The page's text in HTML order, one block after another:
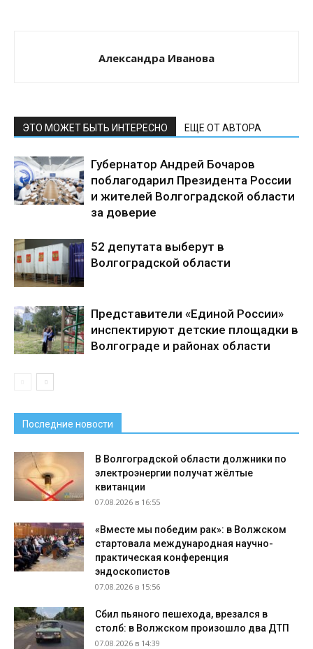
Александра Иванова
ЭТО МОЖЕТ БЫТЬ ИНТЕРЕСНО ЕЩЕ ОТ АВТОРА
Губернатор Андрей Бочаров
поблагодарил Президента России
и жителей Волгоградской области
за доверие
52 депутата выберут в
Волгоградской области
Представители «Единой России»
инспектируют детские площадки в
Волгограде и районах области
Последние новости
В Волгоградской области должники по
электроэнергии получат жёлтые
квитанции
07.08.2026 в 16:55
«Вместе мы победим рак»: в Волжском
стартовала международная научно-
практическая конференция
эндоскопистов
07.08.2026 в 15:56
Сбил пьяного пешехода, врезался в
столб: в Волжском произошло два ДТП
07.08.2026 в 14:39